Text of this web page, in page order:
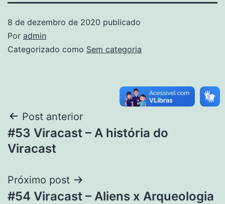
8 de dezembro de 2020 publicado
Por admin
Categorizado como Sem categoria
Post anterior
#53 Viracast – A história do
Viracast
Próximo post
#54 Viracast – Aliens x Arqueologia